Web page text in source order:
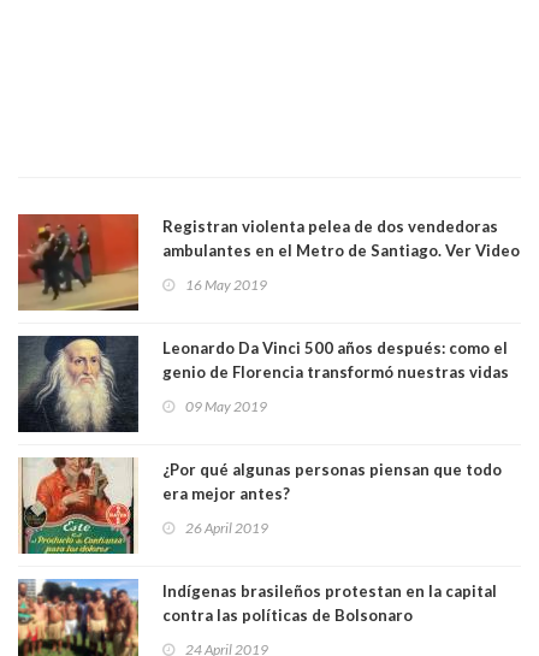
Registran violenta pelea de dos vendedoras
ambulantes en el Metro de Santiago. Ver Video
16 May 2019
Leonardo Da Vinci 500 años después: como el
genio de Florencia transformó nuestras vidas
09 May 2019
¿Por qué algunas personas piensan que todo
era mejor antes?
26 April 2019
Indígenas brasileños protestan en la capital
contra las políticas de Bolsonaro
24 April 2019